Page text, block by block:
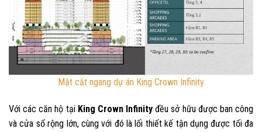
Mặt cắt ngang dự án King Crown Infinity
Với các căn hộ tại King Crown Infinity đều sở hữu được ban công
và cửa sổ rộng lớn, cùng với đó là lối thiết kế tận dụng được tối đa